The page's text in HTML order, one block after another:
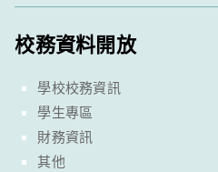
校務資料開放
學校校務資訊
學生專區
財務資訊
其他